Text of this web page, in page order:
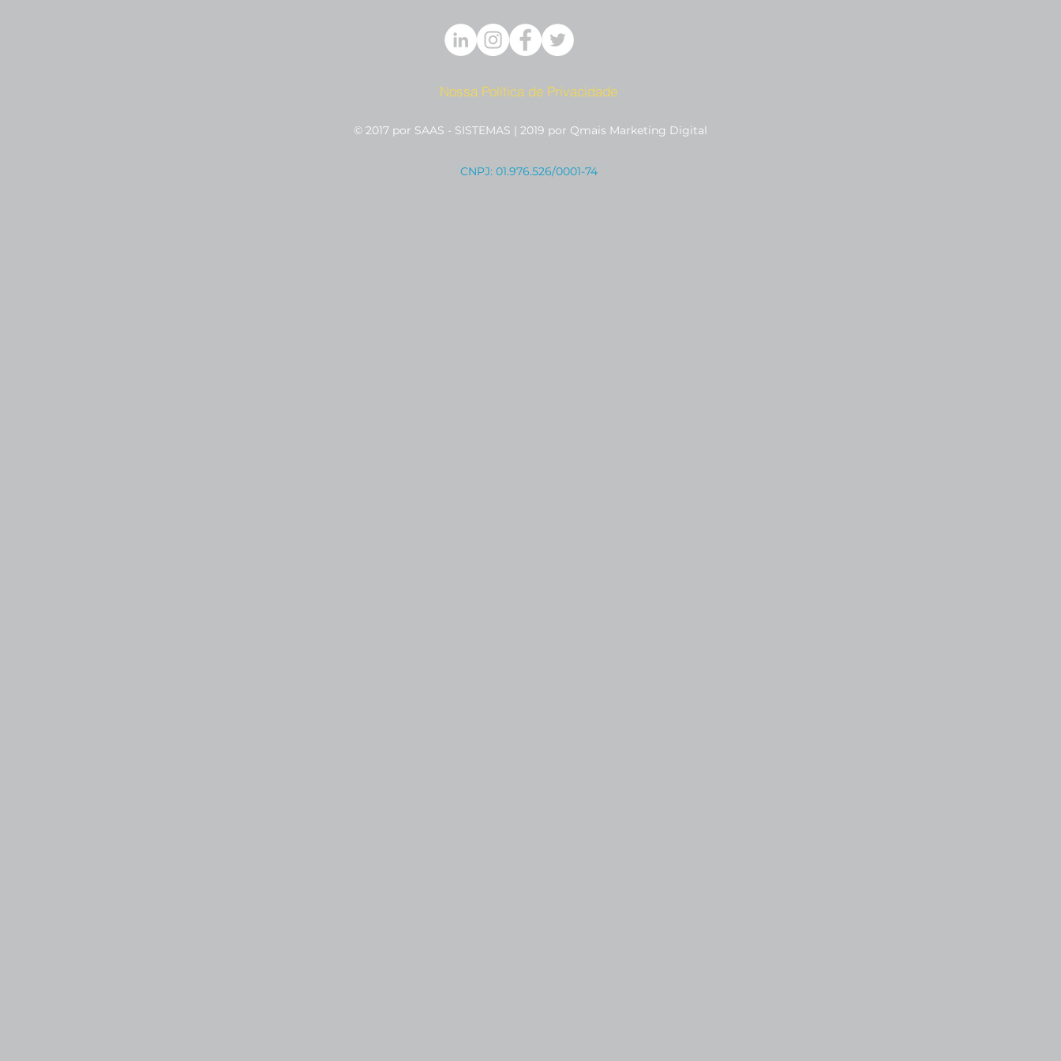
Nossa Política de Privacidade
© 2017 por SAAS - SISTEMAS | 2019 por Qmais Marketing Digital
CNPJ: 01.976.526/0001-74